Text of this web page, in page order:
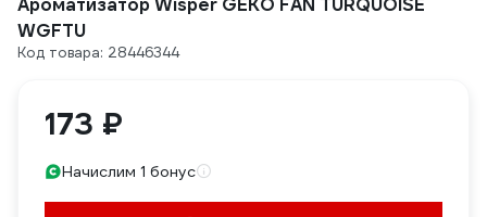
Ароматизатор Wisper GEKO FAN TURQUOISE
WGFTU
Код товара: 28446344
173 ₽
Начислим 1 бонус